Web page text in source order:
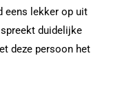
eens lekker op uit
duidelijke
deze persoon het